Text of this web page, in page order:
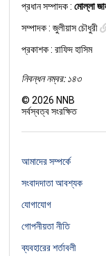
প্রধান সম্পাদক :মোল্লা
সম্পাদক :জুলীয়াস চৌধুরী
প্রকাশক : রাফিদ হাসিম
নিবন্ধন নম্বর: ১৪৩
©2026 NNB
সর্বস্বত্ব সংরক্ষিত
আমাদের সম্পর্কে
সংবাদদাতা আবশ্যক
যোগাযোগ
গোপনীয়তা নীতি
ব্যবহারের শর্তাবলী